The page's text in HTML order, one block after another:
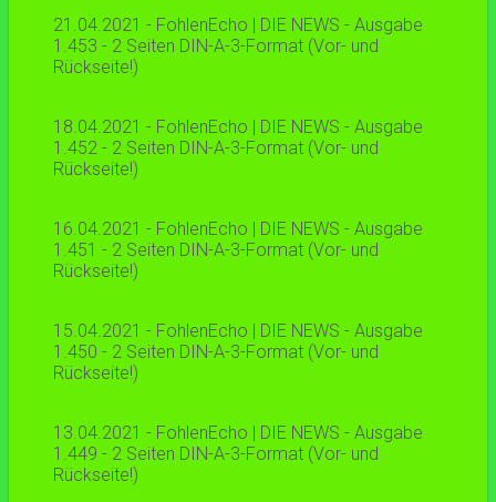
21.04.2021 - FohlenEcho | DIE NEWS - Ausgabe
1.453 - 2 Seiten DIN-A-3-Format (Vor- und
Rückseite!)
18.04.2021 - FohlenEcho | DIE NEWS - Ausgabe
1.452 - 2 Seiten DIN-A-3-Format (Vor- und
Rückseite!)
16.04.2021 - FohlenEcho | DIE NEWS - Ausgabe
1.451 - 2 Seiten DIN-A-3-Format (Vor- und
Rückseite!)
15.04.2021 - FohlenEcho | DIE NEWS - Ausgabe
1.450 - 2 Seiten DIN-A-3-Format (Vor- und
Rückseite!)
13.04.2021 - FohlenEcho | DIE NEWS - Ausgabe
1.449 - 2 Seiten DIN-A-3-Format (Vor- und
Rückseite!)